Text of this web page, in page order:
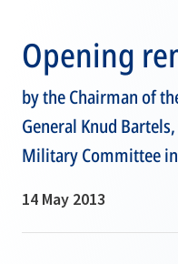
Opening
by the Chairman of
General Knud
Military Committee
14 May 2013